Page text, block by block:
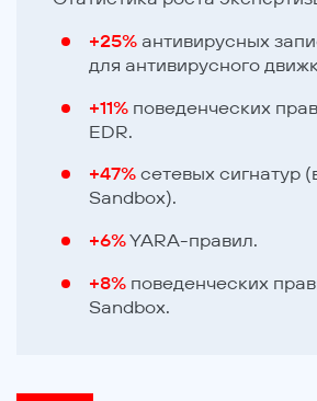
+25% антивирусных
для антивирусного
+11% поведенческих
EDR.
+47% сетевых сигнатур
Sandbox).
+6%YARA-правил.
+8% поведенческих
Sandbox.